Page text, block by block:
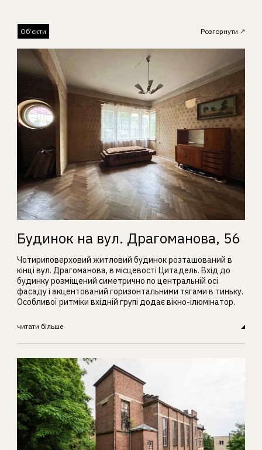
Розгорнути
Об’єкти
Будинок на вул. Драгоманова, 56
Чотириповерховий житловий будинок розташований в
кінці вул. Драгоманова, в місцевості Цитадель. Вхід до
будинку розміщений симетрично по центральній осі
фасаду і акцентований горизонтальними тягами в тиньку.
Особливої ритміки вхідній групі додає вікно-ілюмінатор.
читати більше